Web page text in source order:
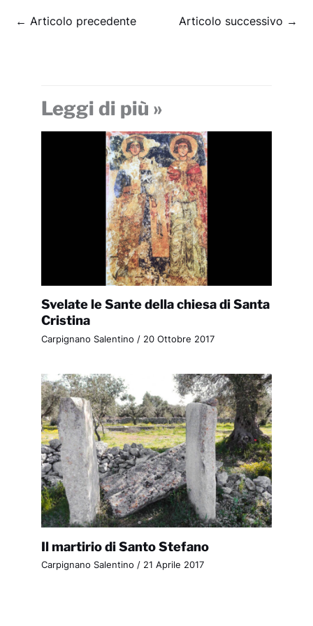
← Articolo precedente Articolo successivo →
Leggi di più »
Svelate le Sante della chiesa di Santa
Cristina
Carpignano Salentino / 20 Ottobre 2017
Il martirio di Santo Stefano
Carpignano Salentino / 21 Aprile 2017